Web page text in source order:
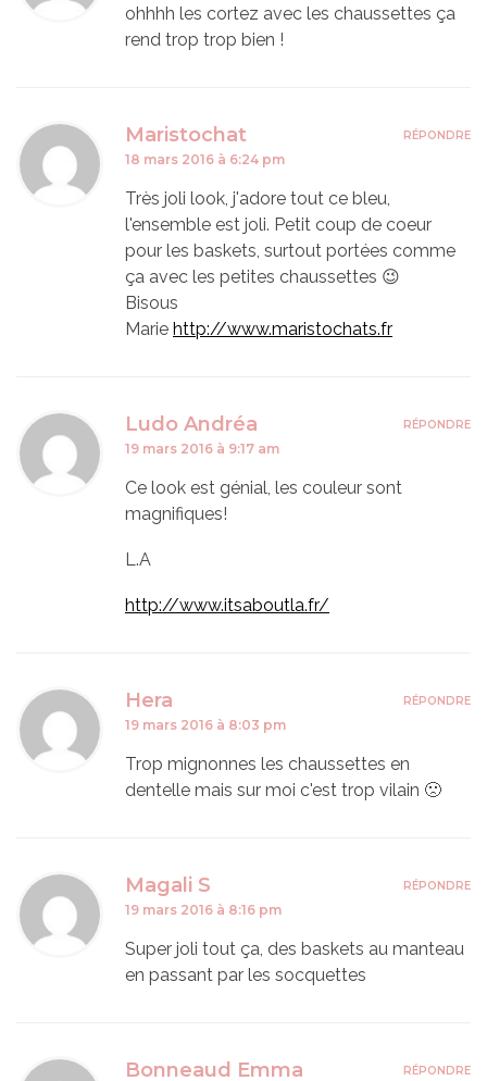
ohhhh les cortez avec les chaussettes ça
rend trop trop bien !
Maristochat
18 mars 2016 à 6:24 pm
Très joli look, j'adore tout ce bleu,
l'ensemble est joli. Petit coup de coeur
pour les baskets, surtout portées comme
ça avec les petites chaussettes 😉
Bisous
Marie http://www.maristochats.fr
RÉPONDRE
Ludo Andréa
19 mars 2016 à 9:17 am
Ce look est génial, les couleur sont
magnifiques!
L.A
http://www.itsaboutla.fr/
RÉPONDRE
Hera
19 mars 2016 à 8:03 pm
Trop mignonnes les chaussettes en
dentelle mais sur moi c'est trop vilain 🙁
RÉPONDRE
Magali S
19 mars 2016 à 8:16 pm
Super joli tout ça, des baskets au manteau
en passant par les socquettes
RÉPONDRE
Bonneaud Emma RÉPONDRE